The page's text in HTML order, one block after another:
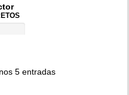
5 entradas